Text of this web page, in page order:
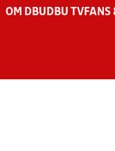
OM DBU DBU TV FANS